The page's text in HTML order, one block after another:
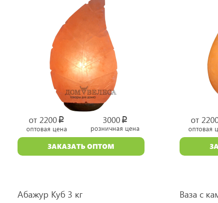
от 2200 p
уб.
оптовая цена
3000 p
уб.
розничная цена
ЗАКАЗАТЬ ОПТОМ
от
оптовая
Абажур Куб 3 кг Ваза с